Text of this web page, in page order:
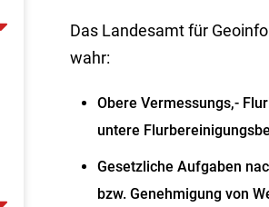
Das Landesamt für
wahr:
Obere Vermessungs,-
untere
Gesetzliche Aufgaben
bzw. Genehmigung von